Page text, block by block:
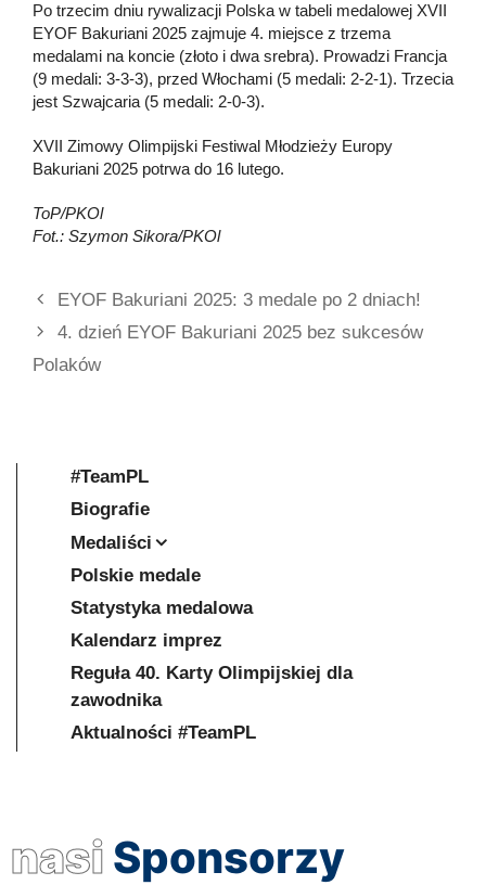
Po trzecim dniu rywalizacji Polska w tabeli medalowej XVII
EYOF Bakuriani 2025 zajmuje 4. miejsce z trzema
medalami na koncie (złoto i dwa srebra). Prowadzi Francja
(9 medali: 3-3-3), przed Włochami (5 medali: 2-2-1). Trzecia
jest Szwajcaria (5 medali: 2-0-3).
XVII Zimowy Olimpijski Festiwal Młodzieży Europy
Bakuriani 2025 potrwa do 16 lutego.
ToP/PKOl
Fot.: Szymon Sikora/PKOl
EYOF Bakuriani 2025: 3 medale po 2 dniach!
4. dzień EYOF Bakuriani 2025 bez sukcesów
Polaków
#TeamPL
Biografie
Medaliści
Polskie medale
Statystyka medalowa
Kalendarz imprez
Reguła 40. Karty Olimpijskiej dla
zawodnika
Aktualności #TeamPL
nasi Sponsorzy